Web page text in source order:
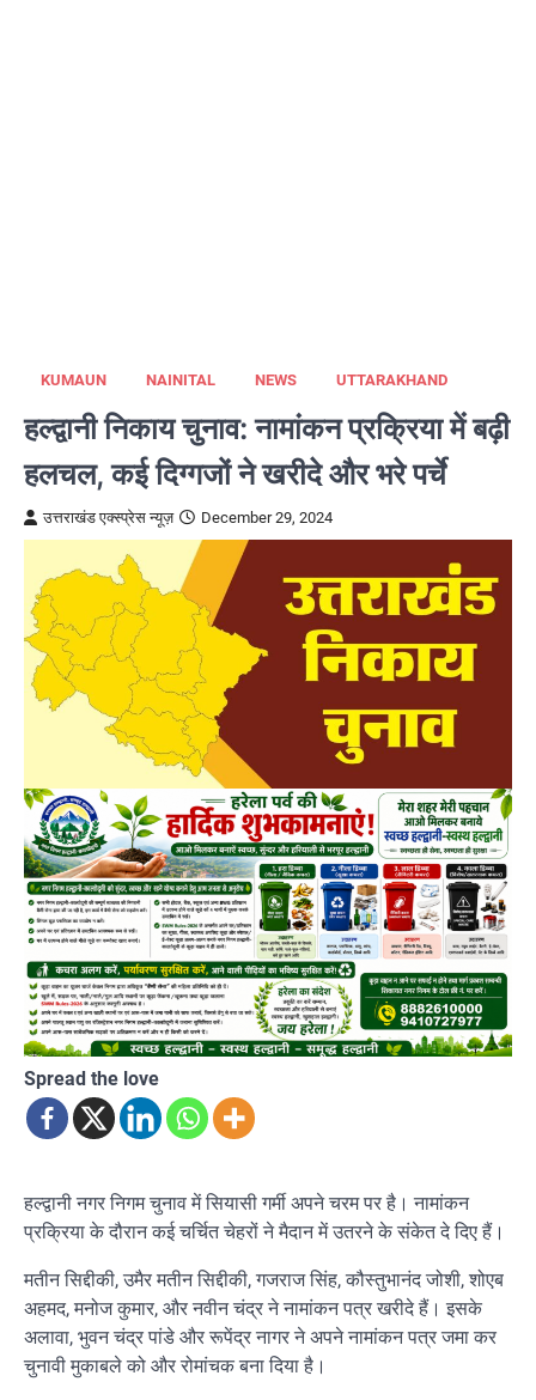
KUMAUN NAINITAL NEWS UTTARAKHAND
हल्द्वानी निकाय चुनाव: नामांकन प्रक्रिया में बढ़ी
हलचल, कई दिग्गजों ने खरीदे और भरे पर्चे
उत्तराखंड एक्स्प्रेस न्यूज़ December 29, 2024
Spread the love
हल्द्वानी नगर निगम चुनाव में सियासी गर्मी अपने चरम पर है। नामांकन
प्रक्रिया के दौरान कई चर्चित चेहरों ने मैदान में उतरने के संकेत दे दिए हैं।
मतीन सिद्दीकी, उमैर मतीन सिद्दीकी, गजराज सिंह, कौस्तुभानंद जोशी, शोएब
अहमद, मनोज कुमार, और नवीन चंद्र ने नामांकन पत्र खरीदे हैं। इसके
अलावा, भुवन चंद्र पांडे और रूपेंद्र नागर ने अपने नामांकन पत्र जमा कर
चुनावी मुकाबले को और रोमांचक बना दिया है।